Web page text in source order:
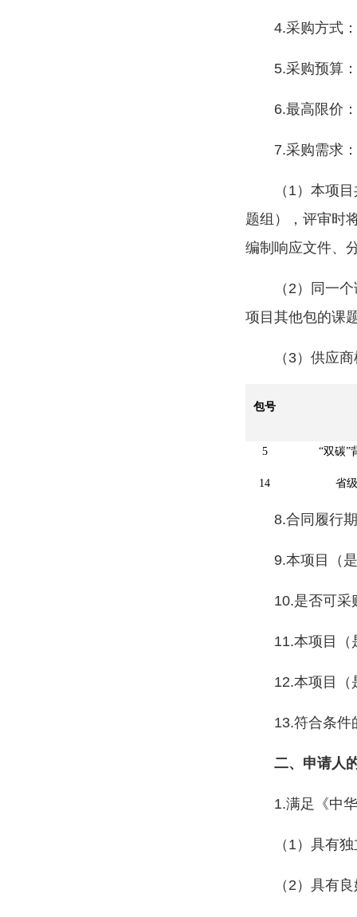
4.采购方式
5.采购预算
6.最高限价
7.采购需求：
（1）本项
题组），评审时
编制响应文件、
（2）同一
项目其他包的课
（3）供应
包号
5 “双碳”
14 省
8.合同履行
9.本项目（
10.是否可采
11.本项目（
12.本项目（
13.符合条件
二、申请人
1.满足《中
（1）具有
（2）具有